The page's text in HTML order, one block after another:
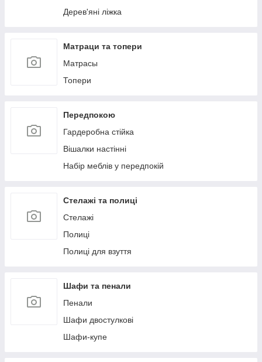
Дерев'яні ліжка
Матраци та топери
Матрасы
Топери
Передпокою
Гардеробна стійка
Вішалки настінні
Набір меблів у передпокій
Стелажі та полиці
Стелажі
Полиці
Полиці для взуття
Шафи та пенали
Пенали
Шафи двостулкові
Шафи-купе